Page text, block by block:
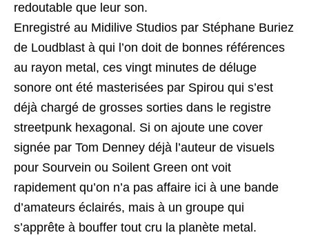
redoutable que leur son.
Enregistré au Midilive Studios par Stéphane Buriez
de Loudblast à qui l’on doit de bonnes références
au rayon metal, ces vingt minutes de déluge
sonore ont été masterisées par Spirou qui s’est
déjà chargé de grosses sorties dans le registre
streetpunk hexagonal. Si on ajoute une cover
signée par Tom Denney déjà l’auteur de visuels
pour Sourvein ou Soilent Green ont voit
rapidement qu’on n’a pas affaire ici à une bande
d’amateurs éclairés, mais à un groupe qui
s’apprête à bouffer tout cru la planète metal.